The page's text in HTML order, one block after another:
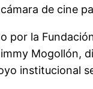
de cine
por la
Mogollón,
institucional